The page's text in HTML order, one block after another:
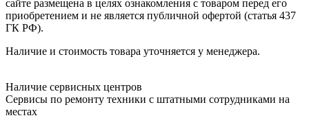
сайте размещена в целях ознакомления с товаром перед его
приобретением и не является публичной офертой (статья 437
ГК РФ).
Наличие и стоимость товара уточняется у менеджера.
Наличие сервисных центров
Сервисы по ремонту техники с штатными сотрудниками на
местах